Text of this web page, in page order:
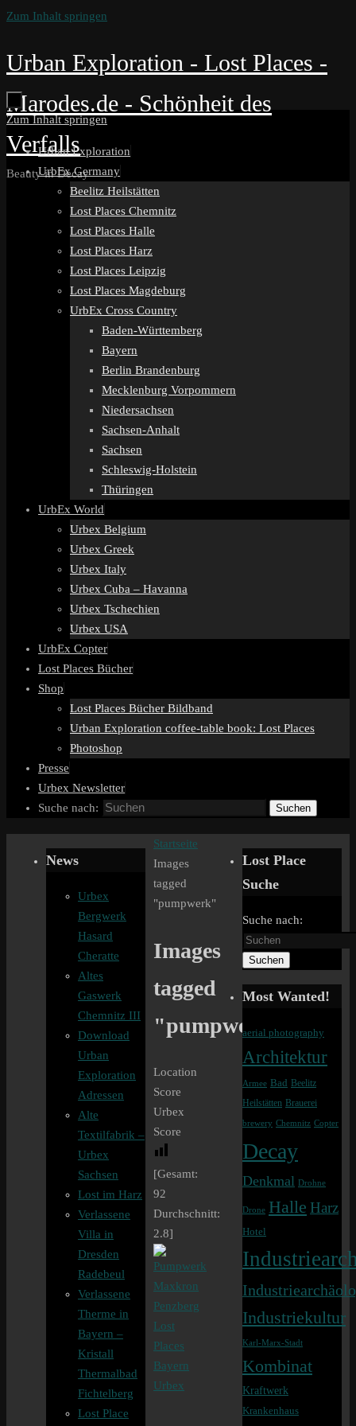
Zum Inhalt springen
Urban Exploration - Lost Places -
Marodes.de - Schönheit des
Verfalls
Beauty in Decay
Zum Inhalt springen
Urban Exploration
UrbEx Germany
Beelitz Heilstätten
Lost Places Chemnitz
Lost Places Halle
Lost Places Harz
Lost Places Leipzig
Lost Places Magdeburg
UrbEx Cross Country
Baden-Württemberg
Bayern
Berlin Brandenburg
Mecklenburg Vorpommern
Niedersachsen
Sachsen-Anhalt
Sachsen
Schleswig-Holstein
Thüringen
UrbEx World
Urbex Belgium
Urbex Greek
Urbex Italy
Urbex Cuba – Havanna
Urbex Tschechien
Urbex USA
UrbEx Copter
Lost Places Bücher
Shop
Lost Places Bücher Bildband
Urban Exploration coffee-table book: Lost Places
Photoshop
Presse
Urbex Newsletter
Suche nach:
Suchen
Startseite
Images
tagged
"pumpwerk"
Images
tagged
"pumpwerk"
Location
Score
Urbex
Score
[Gesamt:
92
Durchschnitt:
2.8]
News
Urbex
Bergwerk
Hasard
Cheratte
Altes
Gaswerk
Chemnitz III
Download
Urban
Exploration
Adressen
Alte
Textilfabrik –
Urbex
Sachsen
Lost im Harz
Verlassene
Villa in
Dresden
Radebeul
Verlassene
Therme in
Bayern –
Kristall
Thermalbad
Fichtelberg
Lost Place
Lost Place
Suche
Suche nach:
Suchen
Most Wanted!
aerial photography
Architektur
Armee Bad Beelitz
Heilstätten Brauerei
brewery Chemnitz Copter
Decay
Denkmal Drohne
Drone Halle Harz
Hotel
Industriekultur
Karl-Marx-Stadt
Kombinat
Kraftwerk
Krankenhaus